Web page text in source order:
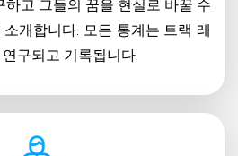
하고 그들의 꿈을 현실로 바꿀 수
개합니다. 모든 통계는 트랙 레
구되고 기록됩니다.